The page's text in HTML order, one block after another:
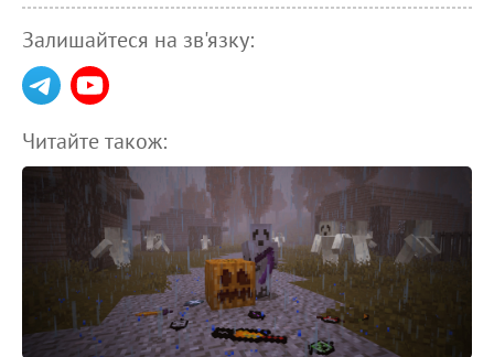
Залишайтеся на зв'язку:
Читайте також: